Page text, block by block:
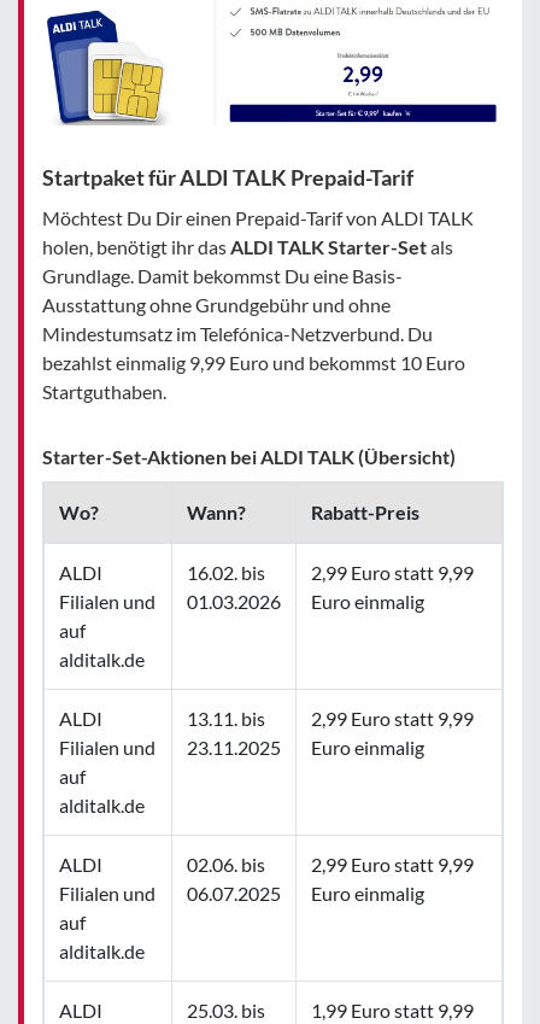
Startpaket für ALDI TALK Prepaid-Tarif
Möchtest Du Dir einen Prepaid-Tarif von ALDI TALK
holen, benötigt ihr dasALDI TALK Starter-Setals
Grundlage. Damit bekommst Du eine Basis-
Ausstattung ohne Grundgebühr und ohne
Mindestumsatz im Telefónica-Netzverbund. Du
bezahlst einmalig 9,99 Euro und bekommst 10 Euro
Startguthaben.
Starter-Set-Aktionen bei ALDI TALK (Übersicht)
Wo? Wann? Rabatt-Preis
ALDI
Filialen und
auf
alditalk.de
16.02. bis
01.03.2026
2,99 Euro statt 9,99
Euro einmalig
ALDI
Filialen und
auf
alditalk.de
13.11. bis
23.11.2025
2,99 Euro statt 9,99
Euro einmalig
ALDI
Filialen und
auf
alditalk.de
02.06. bis
06.07.2025
2,99 Euro statt 9,99
Euro einmalig
ALDI
25.03. bis
1,99 Euro statt 9,99